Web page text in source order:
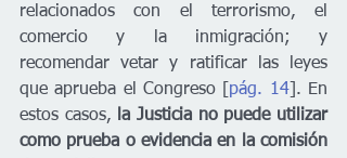
relacionados con el terrorismo, el
comercio y la inmigración; y
recomendar vetar y ratificar las leyes
que aprueba el Congreso [ pág. 14]. En
estos casos, la Justicia no puede utilizar
como prueba o evidencia en la comisión